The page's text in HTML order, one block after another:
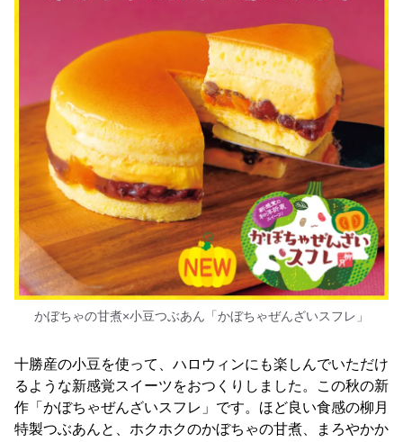
かぼちゃの甘煮×小豆つぶあん「かぼちゃぜんざいスフレ」
十勝産の小豆を使って、ハロウィンにも楽しんでいただけ
るような新感覚スイーツをおつくりしました。この秋の新
作「かぼちゃぜんざいスフレ」です。ほど良い食感の柳月
特製つぶあんと、ホクホクのかぼちゃの甘煮、まろやかか